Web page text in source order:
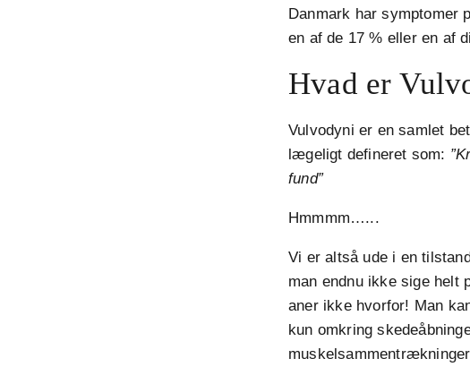
Danmark har
en af de 17 % eller en af
Hvad er
Vulvodyni er en samlet
lægeligt defineret som:
fund”
Hmmmm…...
Vi er altså ude i en
man endnu ikke sige
aner ikke hvorfor! Man
kun omkring